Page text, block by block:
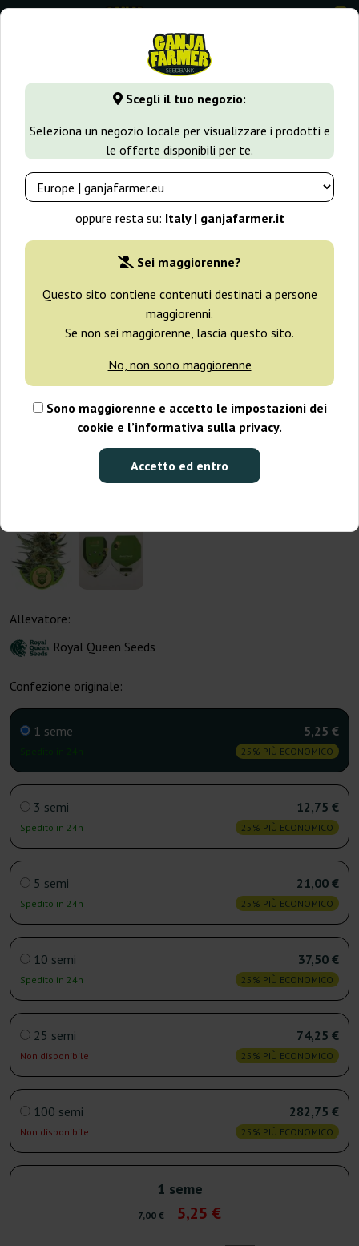
Scegli il tuo negozio:
Seleziona un negozio locale per visualizzare i prodotti e
le offerte disponibili per te.
oppure resta su: Italy | ganjafarmer.it
Sei maggiorenne?
Questo sito contiene contenuti destinati a persone
maggiorenni.
Se non sei maggiorenne, lascia questo sito.
No, non sono maggiorenne
Sono maggiorenne e accetto le impostazioni dei
cookie e l’informativa sulla privacy.
Accetto ed entro
0
GanjaFarmer.it Tipi di Semi Semi Indica Royal Dwarf
-25%
+ omaggi
Allevatore:
Royal Queen Seeds
Confezione originale:
1 seme 5,25 €
25% PIÙ ECONOMICO
3 semi
Spedito in 24h
12,75 €
25% PIÙ ECONOMICO
5 semi
Spedito in 24h
21,00 €
25% PIÙ ECONOMICO
10 semi
Spedito in 24h
37,50 €
25% PIÙ ECONOMICO
25 semi
Non disponibile
74,25 €
25% PIÙ ECONOMICO
100 semi
Non disponibile
282,75 €
25% PIÙ ECONOMICO
1 seme
7,00 € 5,25 €